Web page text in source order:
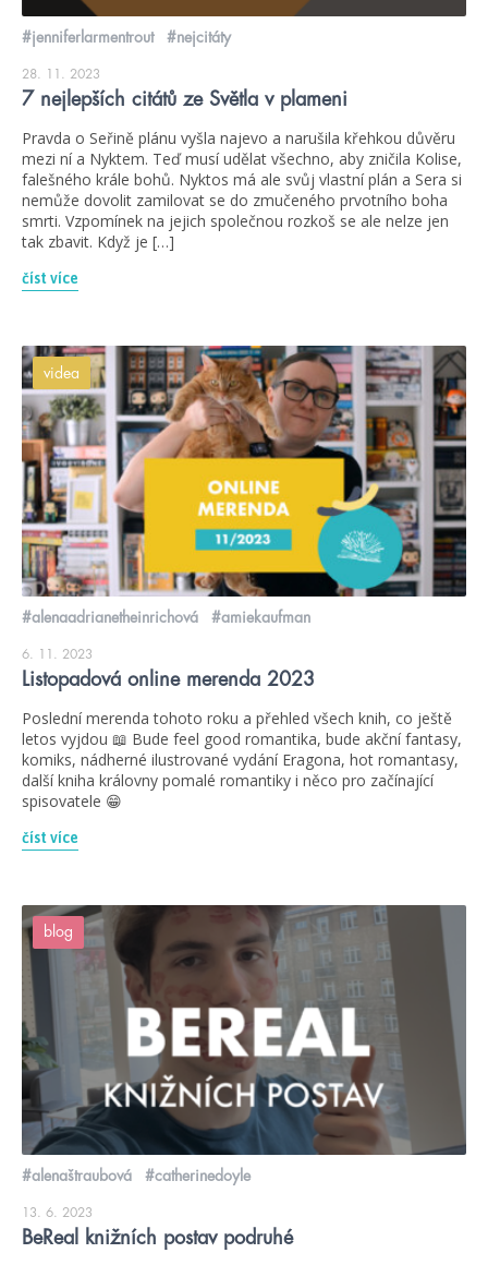
#jenniferlarmentrout #nejcitáty
28. 11. 2023
7 nejlepších citátů ze Světla v plameni
Pravda o Seřině plánu vyšla najevo a narušila křehkou důvěru
mezi ní a Nyktem. Teď musí udělat všechno, aby zničila Kolise,
falešného krále bohů. Nyktos má ale svůj vlastní plán a Sera si
nemůže dovolit zamilovat se do zmučeného prvotního boha
smrti. Vzpomínek na jejich společnou rozkoš se ale nelze jen
tak zbavit. Když je […]
číst více
videa
#alenaadrianetheinrichová #amiekaufman
6. 11. 2023
Listopadová online merenda 2023
Poslední merenda tohoto roku a přehled všech knih, co ještě
letos vyjdou 📖 Bude feel good romantika, bude akční fantasy,
komiks, nádherné ilustrované vydání Eragona, hot romantasy,
další kniha královny pomalé romantiky i něco pro začínající
spisovatele 😁
číst více
blog
#alenaštraubová #catherinedoyle
13. 6. 2023
BeReal knižních postav podruhé